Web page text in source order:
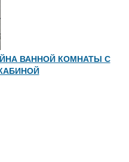
ВАННОЙ КОМНАТЫ С